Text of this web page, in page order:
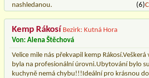
nashledanou.
(6)
Kemp Rákosí Bezirk: Kutná Hora
Von: Alena Štěchová
Velice mile nás překvapil kemp
byla na profesionální úrovni.Ubytování bylo
kuchyně nemá chybu!!!Ideální pro krásnou